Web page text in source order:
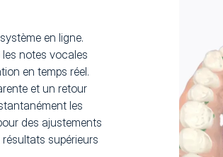
en ligne.
notes vocales
en temps réel.
et un retour
les
des ajustements
supérieurs